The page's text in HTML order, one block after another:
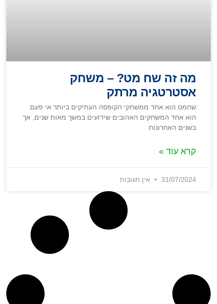
מה זה שח מט? – משחק
אסטרטגיה מרתק
שחמט הוא אחד ממשחקי הקופסה העתיקים ביותר אי פעם.
הוא אחד המשחקים האהובים שידועים במשך מאות שנים, אך
בשנים האחרונות
קרא עוד »
31/07/2024 אין תגובות